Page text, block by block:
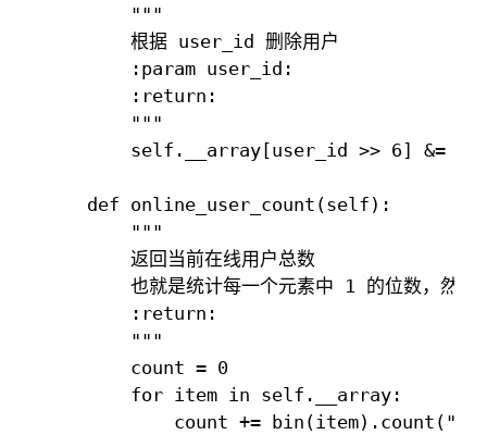
        """
        根据 user_id 删除用户
        :param user_id:
        :return:
        """
self.__array[user_id >> 6] &=
    def online_user_count(self):
        """
        返回当前在线用户总数
也就是统计每一个元素中 1 的位数，然后
        :return:
        """
        count = 0
        for item in self.__array:
count +=